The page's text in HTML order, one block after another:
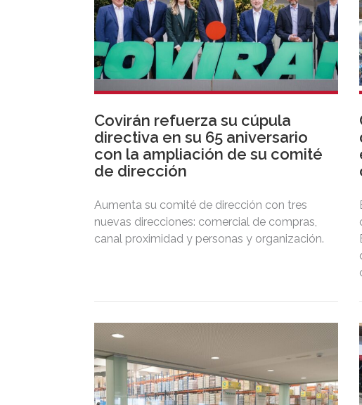
Covirán refuerza su cúpula
directiva en su 65 aniversario
con la ampliación de su comité
de dirección
Aumenta su comité de dirección con tres
nuevas direcciones: comercial de compras,
canal proximidad y personas y organización.